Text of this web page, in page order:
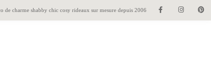
de charme shabby chic cosy rideaux sur mesure depuis 2006